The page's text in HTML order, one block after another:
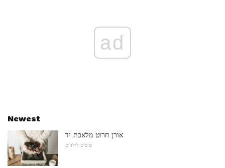
ad
Newest
אורן חרוט מלאכת יד
טיפים לילדים